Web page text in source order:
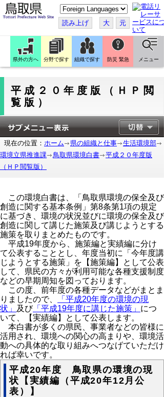
こ
の
ペ
ー
ジ
翻
訳
す
読み上げ 大 元
県外の方へ 分野で探す 組織で探す 防災 緊急 メニュー
平成２０年度版（ＨＰ閲
覧版）
現在の位置： ホーム 県の組織と仕事
生活環境部
環境立県推進課
鳥取県環境白書
平成２０年度版
（ＨＰ閲覧版）
この環境白書は、「鳥取県環境の保全及び
創造に関する基本条例」第8条第1項の規定
に基づき、環境の状況並びに環境の保全及び
創造に関して講じた施策及び講じようとする
施策を取りまとめたものです。
平成19年度から、施策編と実績編に分け
て公表することとし、年度当初に「今年度講
じようとする施策」を【施策編】として公表
して、県民の方々が利用可能な各種支援制度
などの早期周知を図っております。
この度、前年度の各種データなどがまとま
りましたので、
「平成20年度の環境の現
状」
及び「平成19年度に講じた施策」 につ
いて、【実績編】として公表します。
本白書が多くの県民、事業者などの皆様に
活用され、環境への関心の高まりや、環境活
動への具体的な取り組みへつなげていただけ
れば幸いです。
平成20年度 鳥取県の環境の現
状【実績編（平成20年12月公
表）】